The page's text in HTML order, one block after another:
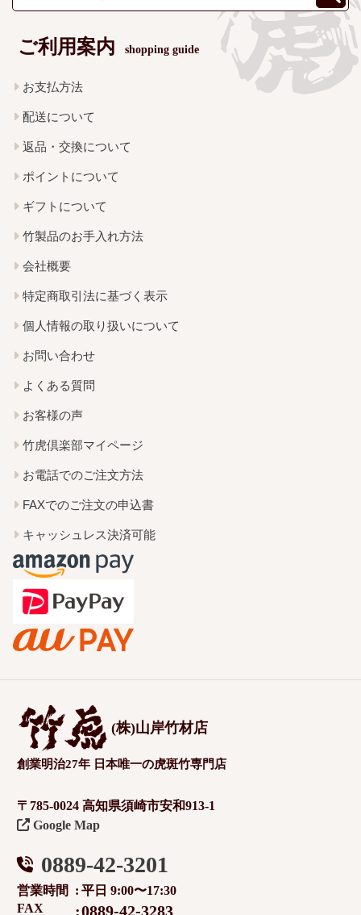
ご利用案内 shopping guide
お支払方法
配送について
返品・交換について
ポイントについて
ギフトについて
竹製品のお手入れ方法
会社概要
特定商取引法に基づく表示
個人情報の取り扱いについて
お問い合わせ
よくある質問
お客様の声
竹虎倶楽部マイページ
お電話でのご注文方法
FAXでのご注文の申込書
キャッシュレス決済可能
(株)山岸竹材店
創業明治27年 日本唯一の虎斑竹専門店
〒785-0024 高知県須崎市安和913-1
Google Map
0889-42-3201
営業時間
平日 9:00〜17:30
FAX
0889-42-3283